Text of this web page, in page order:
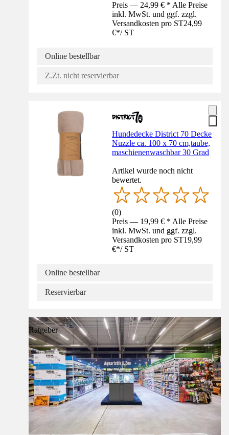
Preis — 24,99 € * Alle Preise
inkl. MwSt. und ggf. zzgl.
Versandkosten pro ST24,99
€*/ ST
Online bestellbar
Z.Zt. nicht reservierbar
Hundedecke District 70 Decke
Nuzzle ca. 100 x 70 cm,taube,
maschienenwaschbar 30 Grad
Artikel wurde noch nicht
bewertet.
(0)
Preis — 19,99 € * Alle Preise
inkl. MwSt. und ggf. zzgl.
Versandkosten pro ST19,99
€*/ ST
Online bestellbar
Reservierbar
Ratgeber